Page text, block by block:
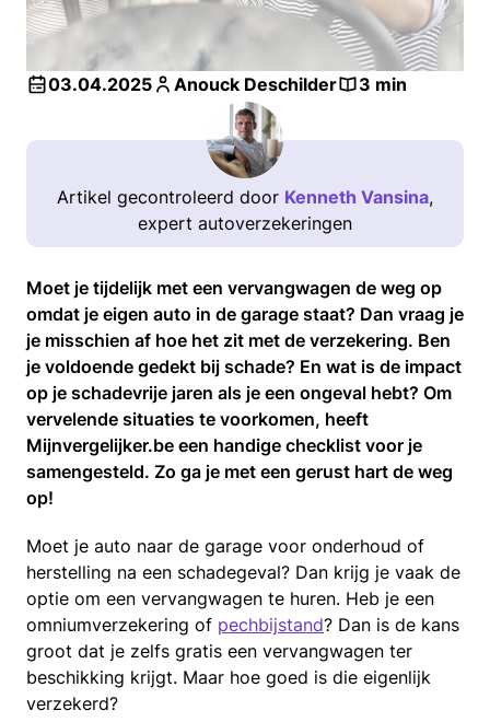
03.04.2025 Anouck Deschilder 3 min
Artikel gecontroleerd door Kenneth Vansina,
expert autoverzekeringen
Moet je tijdelijk met een vervangwagen de weg op
omdat je eigen auto in de garage staat? Dan vraag je
je misschien af hoe het zit met de verzekering. Ben
je voldoende gedekt bij schade? En wat is de impact
op je schadevrije jaren als je een ongeval hebt? Om
vervelende situaties te voorkomen, heeft
Mijnvergelijker.be een handige checklist voor je
samengesteld. Zo ga je met een gerust hart de weg
op!
Moet je auto naar de garage voor onderhoud of
herstelling na een schadegeval? Dan krijg je vaak de
optie om een vervangwagen te huren. Heb je een
omniumverzekering of pechbijstand? Dan is de kans
groot dat je zelfs gratis een vervangwagen ter
beschikking krijgt. Maar hoe goed is die eigenlijk
verzekerd?